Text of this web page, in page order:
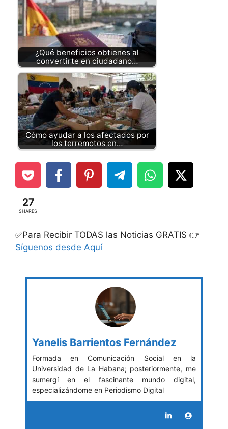
¿Qué beneficios obtienes al
convertirte en ciudadano…
Cómo ayudar a los afectados por
los terremotos en…
27
SHARES
✅Para Recibir TODAS las Noticias GRATIS 👉
Síguenos desde Aquí
Yanelis Barrientos Fernández
Formada en Comunicación Social en la
Universidad de La Habana; posteriormente, me
sumergí en el fascinante mundo digital,
especializándome en Periodismo Digital